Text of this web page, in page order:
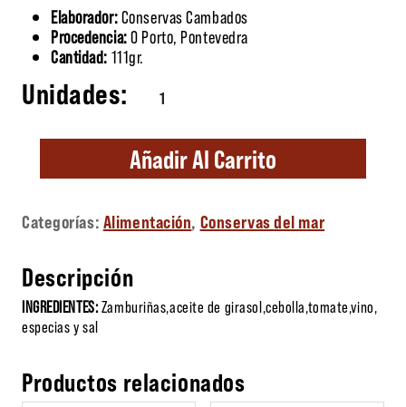
Elaborador:Conservas Cambados
Procedencia:O Porto, Pontevedra
Cantidad: 111gr.
Zamburiñas en Salsa Gallega cantidad
Añadir Al Carrito
Categorías: Alimentación, Conservas del mar
Descripción
INGREDIENTES:Zamburiñas,aceite de girasol,cebolla,tomate,vino,
especias y sal
Productos relacionados